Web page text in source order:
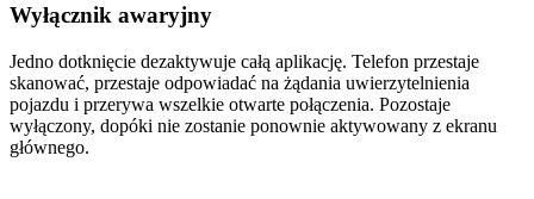
Wyłącznik awaryjny
Jedno dotknięcie dezaktywuje całą aplikację. Telefon przestaje
skanować, przestaje odpowiadać na żądania uwierzytelnienia
pojazdu i przerywa wszelkie otwarte połączenia. Pozostaje
wyłączony, dopóki nie zostanie ponownie aktywowany z ekranu
głównego.